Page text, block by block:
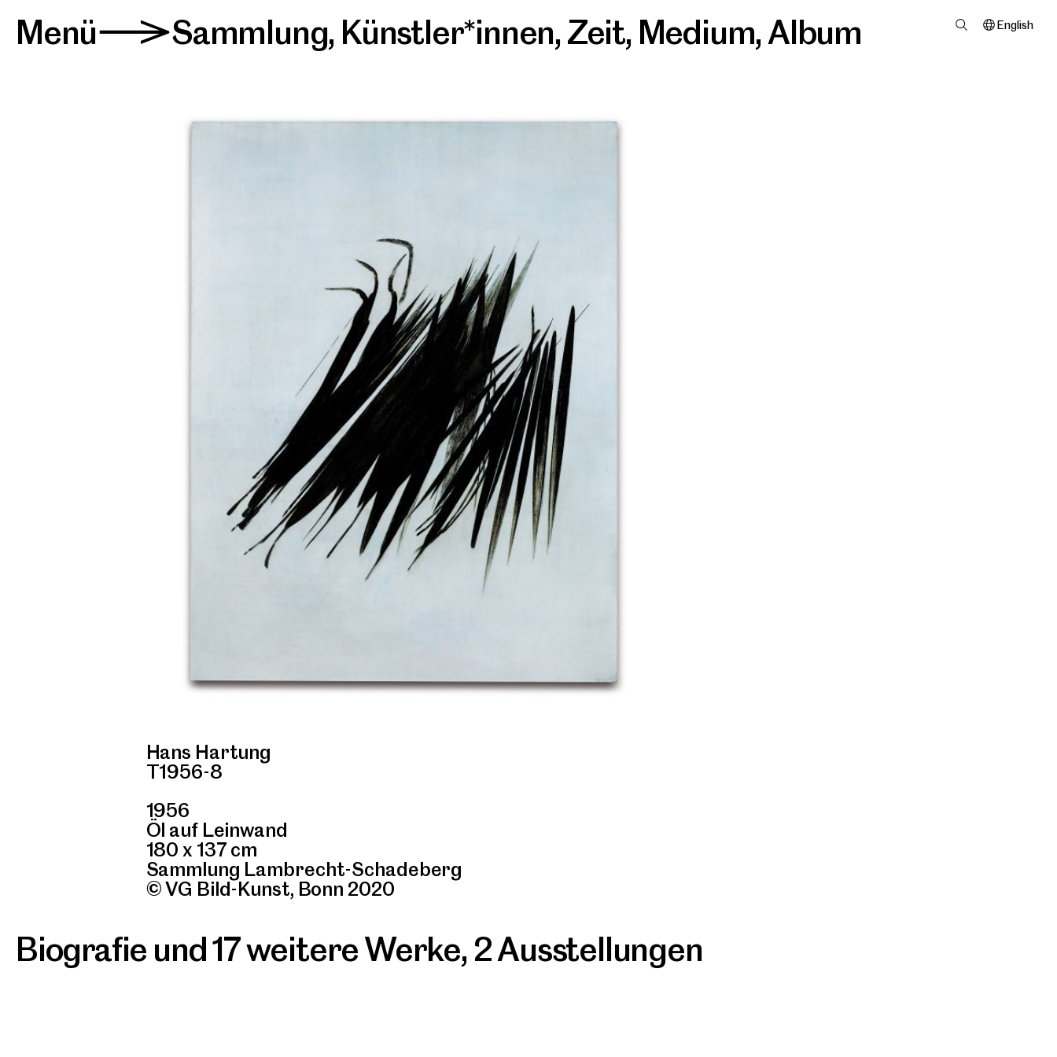
Menü>Sammlung, Künstler*innen, Zeit, Medium,Album English
Hans Hartung
T1956-8
1956
Öl auf Leinwand
180 x 137 cm
Sammlung Lambrecht-Schadeberg
© VG Bild-Kunst, Bonn 2020
Biografie und 17 weitere Werke, 2 Ausstellungen